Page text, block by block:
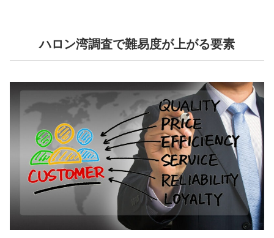
ハロン湾調査で難易度が上がる要素